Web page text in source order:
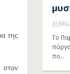
της
στον
Το
πο…